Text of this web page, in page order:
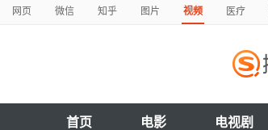
网页 微信 知乎 图片 视频 医疗
首页 电影 电视剧